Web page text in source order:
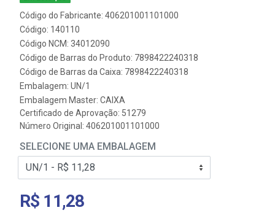
Código do Fabricante: 406201001101000
Código: 140110
Código NCM: 34012090
Código de Barras do Produto: 7898422240318
Código de Barras da Caixa: 7898422240318
Embalagem: UN/1
Embalagem Master: CAIXA
Certificado de Aprovação: 51279
Número Original: 406201001101000
SELECIONE UMA EMBALAGEM
R$ 11,28